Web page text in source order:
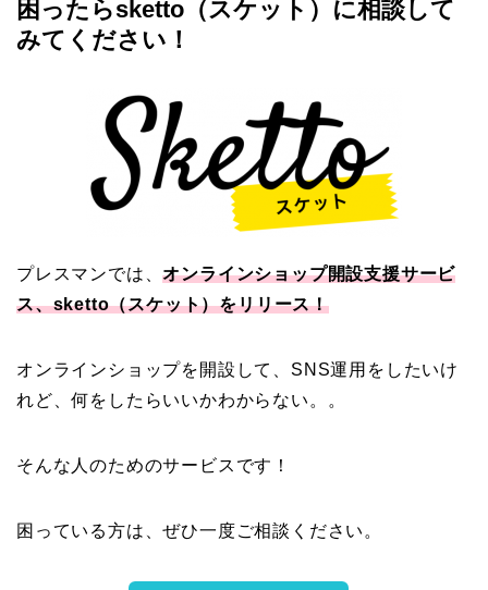
困ったらsketto（スケット）に相談して
みてください！
プレスマンでは、オンラインショップ開設支援サービ
ス、sketto（スケット）をリリース！
オンラインショップを開設して、SNS運用をしたいけ
れど、何をしたらいいかわからない。。
そんな人のためのサービスです！
困っている方は、ぜひ一度ご相談ください。